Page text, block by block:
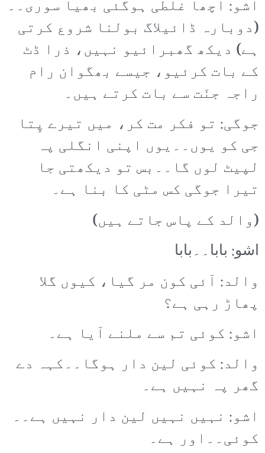
اشو: اچھا غلطی ہوگئی بھیا سوری۔۔
(دوبارہ ڈائیلاگ بولنا شروع کرتی
ہے) دیکھ گھبرائیو نہیں، ذرا ڈٹ
کے بات کرئیو، جیسے بھگوان رام
راجہ جنَت سے بات کرتے ہیں۔
جوگی: تو فکر مت کر، میں تیرے پِتا
جی کو یوں۔۔یوں اپنی انگلی پہ
لپیٹ لوں گا۔۔بس تو دیکھتی جا
تیرا جوگی کس مٹی کا بنا ہے۔
(والد کے پاس جاتے ہیں)
اشو: بابا۔۔بابا
والد: آئی کون مر گیا، کیوں گلا
پھاڑ رہی ہے؟
اشو: کوئی تم سے ملنے آیا ہے۔
والد: کوئی لین دار ہوگا۔۔کہہ دے
گھر پہ نہیں ہے۔
اشو: نہیں نہیں لین دار نہیں ہے۔۔
کوئی۔۔اور ہے۔